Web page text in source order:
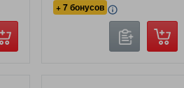
+ 7 бонусов